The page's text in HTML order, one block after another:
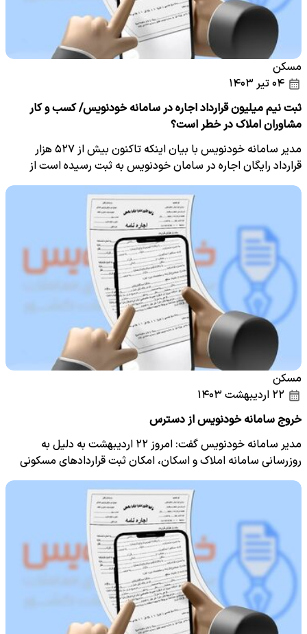
مسکن
ثبت نیم میلیون قرارداد اجاره در سامانه خودنویس/ کسب و کار
مشاوران املاک در خطر است؟
مدیر سامانه خودنویس با بیان اینکه تاکنون بیش از ۵۲۷ هزار
قرارداد رایگان اجاره در سامان خودنویس به ثبت رسیده است از
ثبت…
مسکن
خروج سامانه خودنویس از دسترس
مدیر سامانه خودنویس گفت: امروز ۲۲ اردیبهشت به دلیل به
روزرسانی سامانه املاک و اسکان، امکان ثبت قراردادهای مسکونی
در…